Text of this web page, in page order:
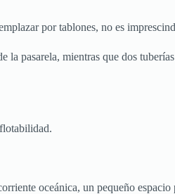
por tablones, no es
pasarela, mientras que dos
oceánica, un pequeño